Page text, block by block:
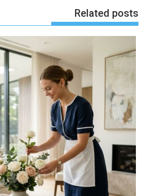
Related posts